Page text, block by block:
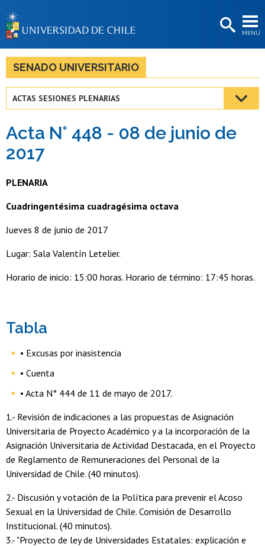
MENÚ
BIBLIOTECAS
LA UNIVERSIDAD
Estudiantes
Académicas/os
SENADO UNIVERSITARIO
ACTAS SESIONES PLENARIAS
Acta N° 448 - 08 de junio de
2017
PLENARIA
Cuadringentésima cuadragésima octava
Jueves 8 de junio de 2017
Lugar: Sala Valentín Letelier.
Horario de inicio: 15:00 horas. Horario de término: 17:45 horas.
Tabla
• Excusas por inasistencia
• Cuenta
• Acta N° 444 de 11 de mayo de 2017.
1.- Revisión de indicaciones a las propuestas de Asignación
Universitaria de Proyecto Académico y a la incorporación de la
Asignación Universitaria de Actividad Destacada, en el Proyecto
de Reglamento de Remuneraciones del Personal de la
Universidad de Chile. (40 minutos).
2.- Discusión y votación de la Política para prevenir el Acoso
Sexual en la Universidad de Chile. Comisión de Desarrollo
Institucional. (40 minutos).
3.- "Proyecto de ley de Universidades Estatales: explicación e